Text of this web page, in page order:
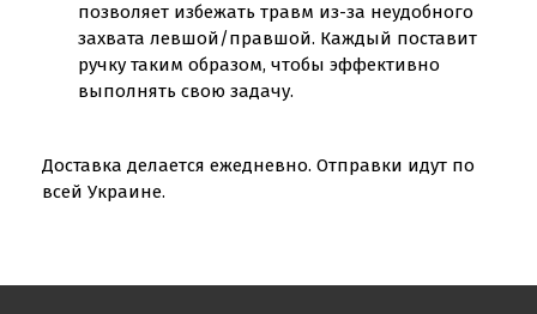
позволяет избежать травм из-за неудобного
захвата левшой/правшой. Каждый поставит
ручку таким образом, чтобы эффективно
выполнять свою задачу.
Доставка делается ежедневно. Отправки идут по
всей Украине.